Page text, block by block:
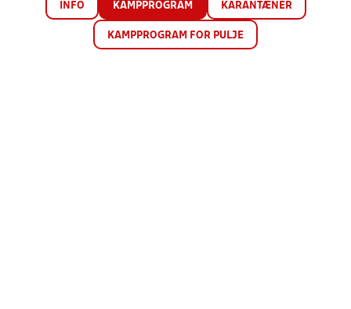
INFO KAMPPROGRAM KARANTÆNER
KAMPPROGRAM FOR PULJE